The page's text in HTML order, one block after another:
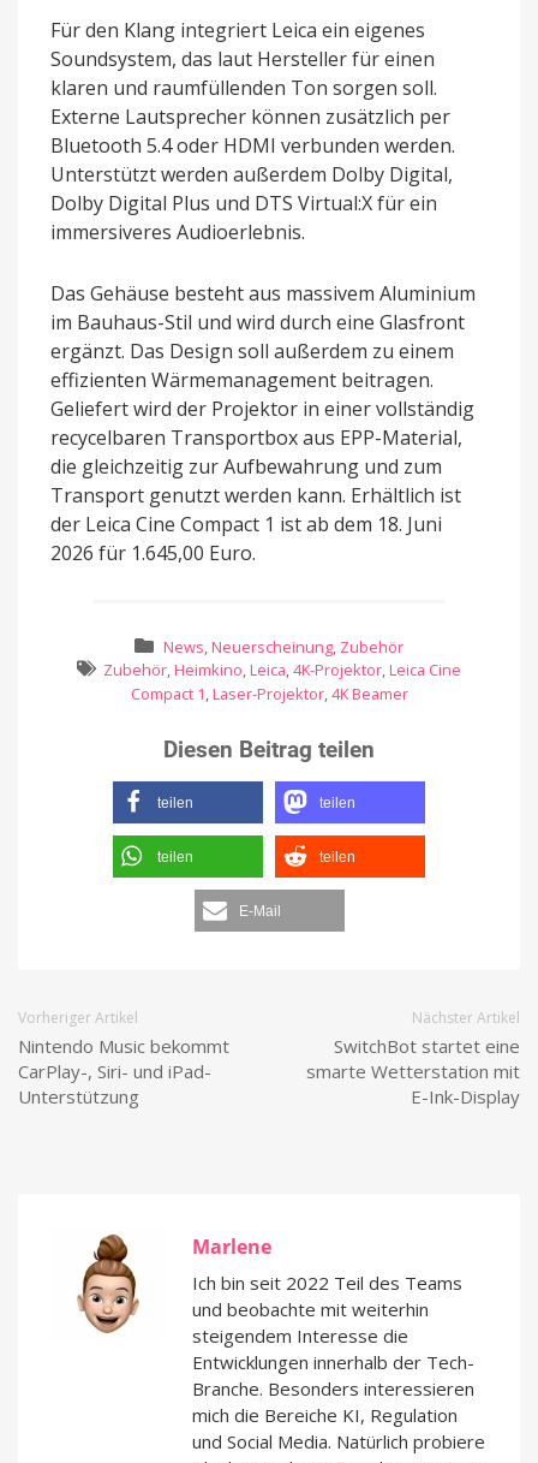
Für den Klang integriert Leica ein eigenes
Soundsystem, das laut Hersteller für einen
klaren und raumfüllenden Ton sorgen soll.
Externe Lautsprecher können zusätzlich per
Bluetooth 5.4 oder HDMI verbunden werden.
Unterstützt werden außerdem Dolby Digital,
Dolby Digital Plus und DTS Virtual:X für ein
immersiveres Audioerlebnis.
Das Gehäuse besteht aus massivem Aluminium
im Bauhaus-Stil und wird durch eine Glasfront
ergänzt. Das Design soll außerdem zu einem
effizienten Wärmemanagement beitragen.
Geliefert wird der Projektor in einer vollständig
recycelbaren Transportbox aus EPP-Material,
die gleichzeitig zur Aufbewahrung und zum
Transport genutzt werden kann. Erhältlich ist
der Leica Cine Compact 1 ist ab dem 18. Juni
2026 für 1.645,00 Euro.
News, Neuerscheinung, Zubehör
Zubehör, Heimkino, Leica,4K-Projektor, Leica Cine
Compact 1, Laser-Projektor,4K Beamer
Diesen Beitrag teilen
teilen teilen
teilen teilen
E-Mail
Vorheriger Artikel
Nintendo Music bekommt
CarPlay-, Siri- und iPad-
Unterstützung
Nächster Artikel
SwitchBot startet eine
smarte Wetterstation mit
E-Ink-Display
Marlene
Ich bin seit 2022 Teil des Teams
und beobachte mit weiterhin
steigendem Interesse die
Entwicklungen innerhalb der Tech-
Branche. Besonders interessieren
mich die Bereiche KI, Regulation
und Social Media. Natürlich probiere